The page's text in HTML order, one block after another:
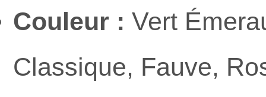
Couleur : Vert
Classique, Fauve,